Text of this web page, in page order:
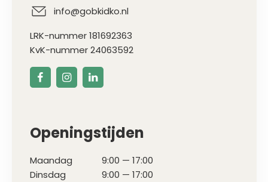
info@gobkidko.nl
LRK-nummer 181692363
KvK-nummer 24063592
Openingstijden
Maandag
9:00 — 17:00
Dinsdag
9:00 — 17:00